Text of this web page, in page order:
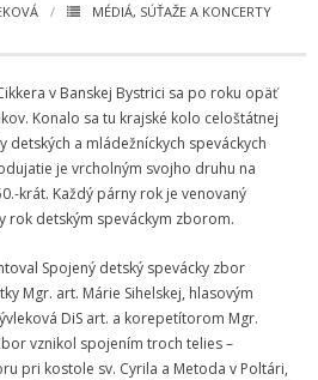
zamestnancov a odborných
MÉDIÁ, SÚŤAŽE A KONCERTY
v Banskej Bystrici sa po roku opäť
Konalo sa tu krajské kolo celoštátnej
a mládežníckych speváckych
je vrcholným svojho druhu na
krát. Každý párny rok je venovaný
rok detským speváckym zborom.
Spojený detský spevácky zbor
Mgr. art. Márie Sihelskej, hlasovým
DiS art. a korepetítorom Mgr.
vznikol spojením troch telies –
pri kostole sv. Cyrila a Metoda v Poltári,